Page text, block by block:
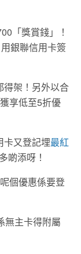
「獎賞錢」！
銀聯信用卡簽
得架！另外以合
享低至5折優
卡又登記埋最紅
啲添呀！
個優惠係要登
無主卡得附屬